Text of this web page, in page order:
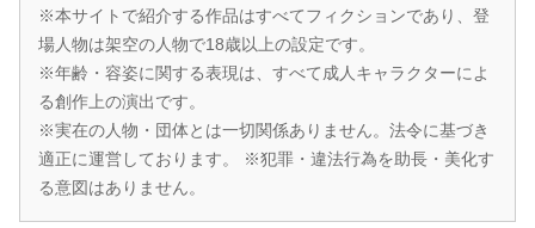
※本サイトで紹介する作品はすべてフィクションであり、登
場人物は架空の人物で18歳以上の設定です。
※年齢・容姿に関する表現は、すべて成人キャラクターによ
る創作上の演出です。
※実在の人物・団体とは一切関係ありません。法令に基づき
適正に運営しております。 ※犯罪・違法行為を助長・美化す
る意図はありません。